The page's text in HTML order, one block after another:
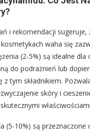
i rekomendacji sugeruje,
waha się
(2-5%) są idealne dla
do podrażnień lub
z tym składnikiem.
skóry i
(5-10%) są przeznaczone